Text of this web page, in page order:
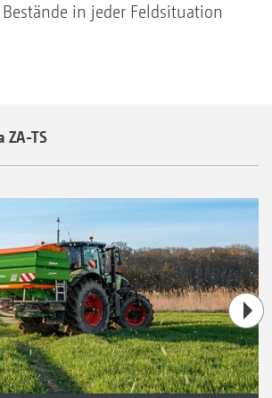
in jeder Feldsituation
ZA-TS